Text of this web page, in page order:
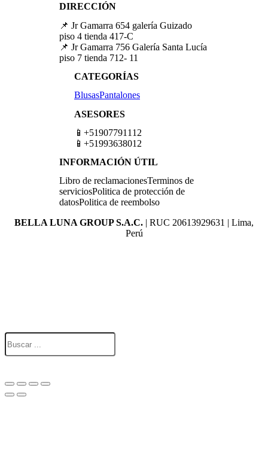
DIRECCIÓN
📌 Jr Gamarra 654 galería Guizado
piso 4 tienda 417-C
📌 Jr Gamarra 756 Galería Santa Lucía
piso 7 tienda 712- 11
CATEGORÍAS
BlusasPantalones
ASESORES
📱+51907791112
📱+51993638012
INFORMACIÓN ÚTIL
Libro de reclamacionesTerminos de
serviciosPolitica de protección de
datosPolitica de reembolso
BELLA LUNA GROUP S.A.C. | RUC 20613929631 | Lima,
Perú